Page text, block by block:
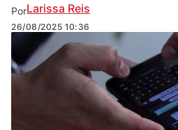
PorLarissa Reis
26/08/2025 10:36